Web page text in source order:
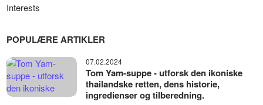
Interests
POPULÆRE ARTIKLER
07.02.2024
Tom Yam-suppe - utforsk den ikoniske
thailandske retten, dens historie,
ingredienser og tilberedning.